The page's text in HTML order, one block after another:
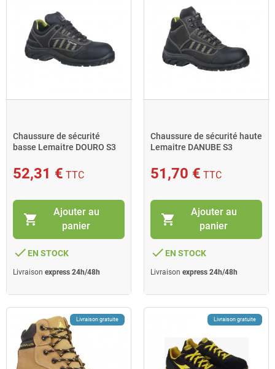
Chaussure de sécurité
basse Lemaitre DOURO S3
52,31 € TTC
shopping_cart
Ajouter au
panier
done EN STOCK
Livraison express 24h/48h
Chaussure de sécurité haute
Lemaitre DANUBE S3
51,70 € TTC
shopping_cart
Ajouter au
panier
done EN STOCK
Livraison express 24h/48h
Livraison gratuite Livraison gratuite